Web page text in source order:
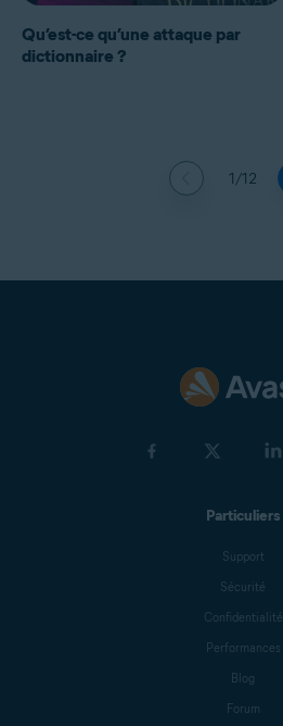
1/12
Qu’est-ce qu’une attaque par
dictionnaire ?
Particuliers
Support
Sécurité
Confidentialité
Performances
Blog
Forum